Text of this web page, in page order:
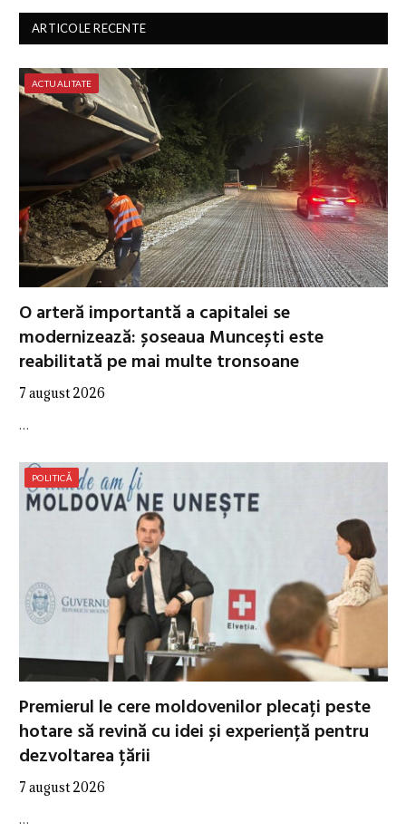
ARTICOLE RECENTE
ACTUALITATE
O arteră importantă a capitalei se
modernizează: șoseaua Muncești este
reabilitată pe mai multe tronsoane
7 august 2026
…
POLITICĂ
Premierul le cere moldovenilor plecați peste
hotare să revină cu idei și experiență pentru
dezvoltarea țării
7 august 2026
…